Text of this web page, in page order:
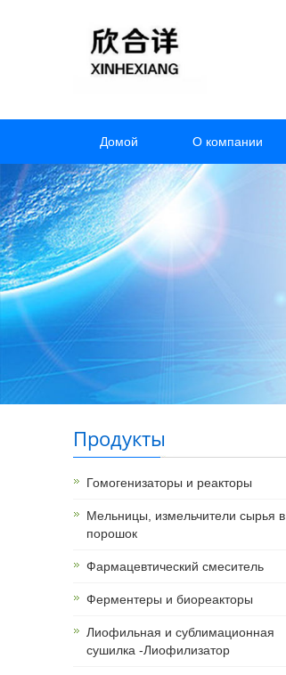
Домой О компании
Продукты
Гомогенизаторы и реакторы
Мельницы, измельчители сырья в
порошок
Фармацевтический смеситель
Ферментеры и биореакторы
Лиофильная и сублимационная
сушилка -Лиофилизатор